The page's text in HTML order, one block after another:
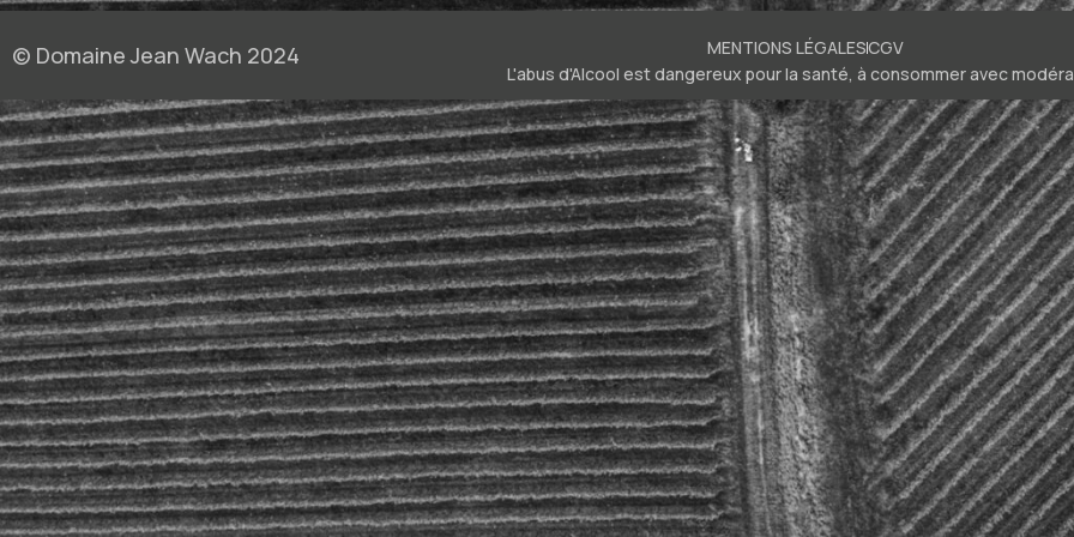
© Domaine Jean Wach 2024 MENTIONS LÉGALESCGV
L'abus d'Alcool est dangereux pour la santé, à consommer avec